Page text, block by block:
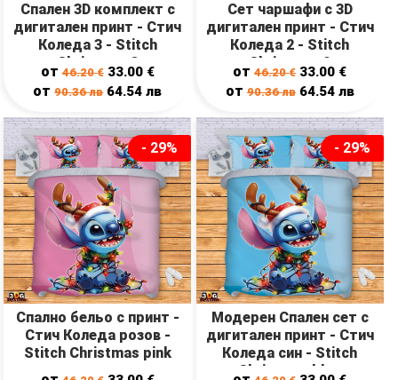
Спален 3D комплект с
дигитален принт - Стич
Коледа 3 - Stitch
Christmas 3
от46.20€ 33.00 €
от90.36лв 64.54лв
Сет чаршафи с 3D
дигитален принт - Стич
Коледа 2 - Stitch
Christmas 2
от46.20€ 33.00 €
от 90.36лв 64.54 лв
- 29%
Спално бельо с принт -
Стич Коледа розов -
Stitch Christmas pink
- 29%
Модерен Спален сет с
дигитален принт - Стич
Коледа син - Stitch
Christmas blue